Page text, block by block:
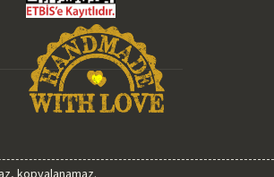
kopyalanamaz.